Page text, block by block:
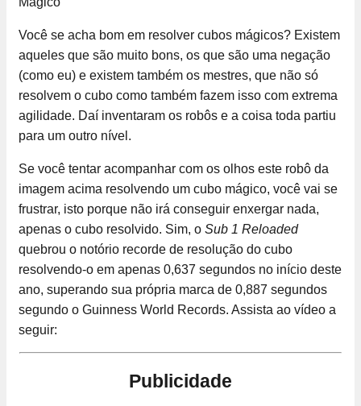
Você se acha bom em resolver cubos mágicos? Existem
aqueles que são muito bons, os que são uma negação
(como eu) e existem também os mestres, que não só
resolvem o cubo como também fazem isso com extrema
agilidade. Daí inventaram os robôs e a coisa toda partiu
para um outro nível.
Se você tentar acompanhar com os olhos este robô da
imagem acima resolvendo um cubo mágico, você vai se
frustrar, isto porque não irá conseguir enxergar nada,
apenas o cubo resolvido. Sim, o Sub 1 Reloaded
quebrou o notório recorde de resolução do cubo
resolvendo-o em apenas 0,637 segundos no início deste
ano, superando sua própria marca de 0,887 segundos
segundo o Guinness World Records. Assista ao vídeo a
seguir:
Publicidade